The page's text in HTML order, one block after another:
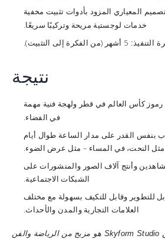
المعياري المزود بأدوات تثبيت مخفية
خدمات لوجستية مريحة وتركيبًا سريعًا.
التنفيذ: 5 أشهر (من الفكرة إلى التثبيت).
نتيجة
رموز كأس العالم في قطر ولهجة فنية مهمة
في الفضاء.
بنفس القدر على مدار الساعة طوال أيام
– مثل النحت، في المساء – مثل عرض الضوء.
وأنتج آلاف الصور والمنشورات على
الشبكات الاجتماعية.
للتطوير وقابل للتكيف بسهولة مع مختلف
العلامات التجارية والمدن والأحداث.
من Skyform Studio هو مزيج من الرياضة والفن